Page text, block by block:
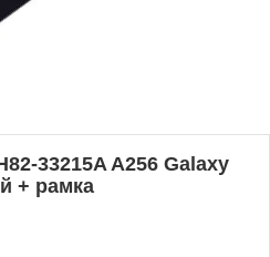
33215A A256 Galaxy
+ рамка